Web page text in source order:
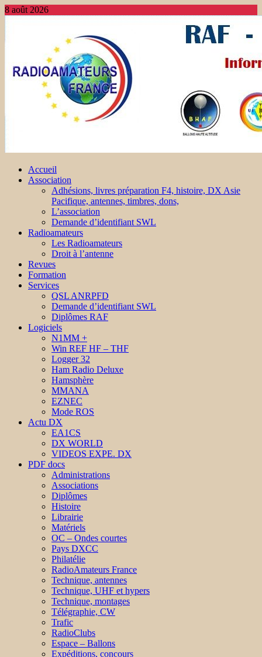
8 août 2026
Accueil
Association
Adhésions, livres préparation F4, histoire, DX Asie
Pacifique, antennes, timbres, dons,
L’association
Demande d’identifiant SWL
Radioamateurs
Les Radioamateurs
Droit à l’antenne
Revues
Formation
Services
QSL ANRPFD
Demande d’identifiant SWL
Diplômes RAF
Logiciels
N1MM +
Win REF HF – THF
Logger 32
Ham Radio Deluxe
Hamsphère
MMANA
EZNEC
Mode ROS
Actu DX
EA1CS
DX WORLD
VIDEOS EXPE. DX
PDF docs
Administrations
Associations
Diplômes
Histoire
Librairie
Matériels
OC – Ondes courtes
Pays DXCC
Philatélie
RadioAmateurs France
Technique, antennes
Technique, UHF et hypers
Technique, montages
Télégraphie, CW
Trafic
RadioClubs
Espace – Ballons
Expéditions, concours